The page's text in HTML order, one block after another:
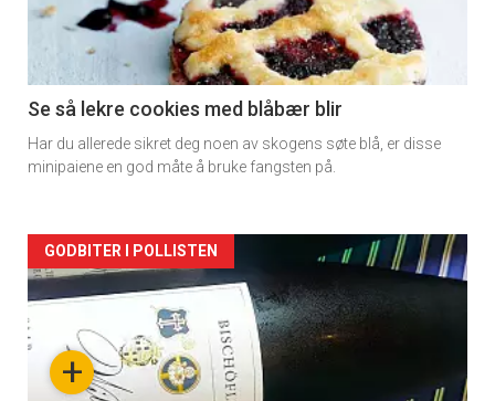
Registrer deg
-
section
11
Dagens
Se så lekre cookies med blåbær blir
Har du allerede sikret deg noen av skogens søte blå, er disse
minipaiene en god måte å bruke fangsten på.
Artikler
detail
-
+
GODBITER I POLLISTEN